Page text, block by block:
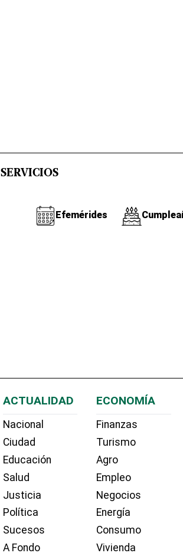
SERVICIOS
Efemérides
ACTUALIDAD
Nacional
Ciudad
Educación
Salud
Justicia
Política
Sucesos
A Fondo
ECONOMÍA
Finanzas
Turismo
Agro
Empleo
Negocios
Energía
Consumo
Vivienda